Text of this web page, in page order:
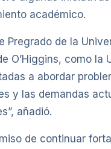
académico.
Pregrado de la
O’Higgins, como
a abordar
y las demandas
añadió.
de continuar